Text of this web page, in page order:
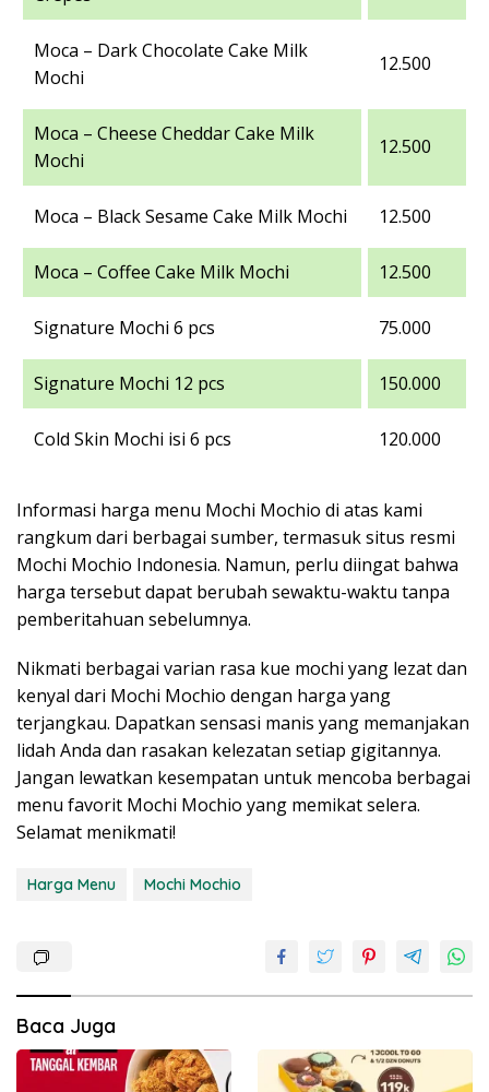
Moca – Dark Chocolate Cake Milk
Mochi
12.500
Moca – Cheese Cheddar Cake Milk
Mochi
12.500
Moca – Black Sesame Cake Milk Mochi 12.500
Moca – Coffee Cake Milk Mochi 12.500
Signature Mochi 6 pcs 75.000
Signature Mochi 12 pcs 150.000
Cold Skin Mochi isi 6 pcs 120.000
Informasi harga menu Mochi Mochio di atas kami
rangkum dari berbagai sumber, termasuk situs resmi
Mochi Mochio Indonesia. Namun, perlu diingat bahwa
harga tersebut dapat berubah sewaktu-waktu tanpa
pemberitahuan sebelumnya.
Nikmati berbagai varian rasa kue mochi yang lezat dan
kenyal dari Mochi Mochio dengan harga yang
terjangkau. Dapatkan sensasi manis yang memanjakan
lidah Anda dan rasakan kelezatan setiap gigitannya.
Jangan lewatkan kesempatan untuk mencoba berbagai
menu favorit Mochi Mochio yang memikat selera.
Selamat menikmati!
Harga Menu Mochi Mochio
Baca Juga